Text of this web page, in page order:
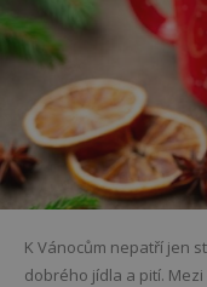
K Vánocům nepatří jen
dobrého jídla a pití.